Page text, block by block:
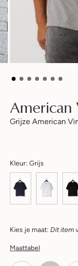
American
Grijze American
Kleur: Grijs
Kies je maat: Dit item
Maattabel